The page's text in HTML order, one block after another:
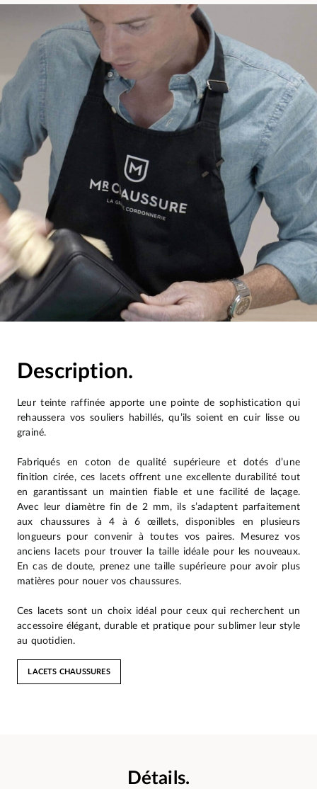
Description.
Leur teinte raffinée apporte une pointe de sophistication qui
rehaussera vos souliers habillés, qu’ils soient en cuir lisse ou
grainé.
Fabriqués en coton de qualité supérieure et dotés d’une
finition cirée, ces lacets offrent une excellente durabilité tout
en garantissant un maintien fiable et une facilité de laçage.
Avec leur diamètre fin de 2 mm, ils s’adaptent parfaitement
aux chaussures à 4 à 6 œillets, disponibles en plusieurs
longueurs pour convenir à toutes vos paires. Mesurez vos
anciens lacets pour trouver la taille idéale pour les nouveaux.
En cas de doute, prenez une taille supérieure pour avoir plus
matières pour nouer vos chaussures.
Ces lacets sont un choix idéal pour ceux qui recherchent un
accessoire élégant, durable et pratique pour sublimer leur style
au quotidien.
LACETS CHAUSSURES
Détails.